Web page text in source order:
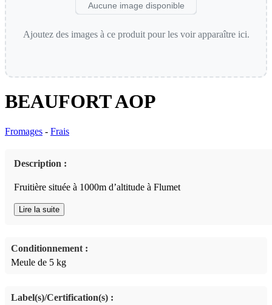
Aucune image disponible
Ajoutez des images à ce produit pour les voir apparaître ici.
BEAUFORT AOP
Fromages - Frais
Description :
Fruitière située à 1000m d’altitude à Flumet
Lire la suite
Conditionnement :
Meule de 5 kg
Label(s)/Certification(s) :